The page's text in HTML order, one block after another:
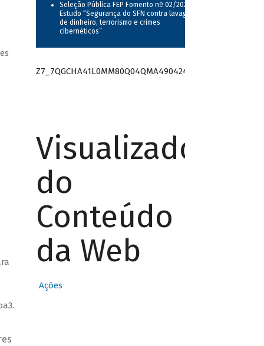
Seleção Pública FEP Fomento nº 02/2026 -
Estudo “Segurança do SFN contra lavagem
de dinheiro, terrorismo e crimes
cibernéticos”
Z7_7QGCHA41L0MM80Q04QMA490424
Visualizador
do
Conteúdo
da Web
Ações